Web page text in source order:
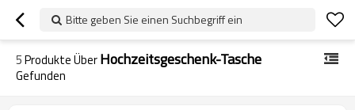
Bitte geben Sie einen Suchbegriff ein
5Produkte ÜberHochzeitsgeschenk-Tasche
Gefunden